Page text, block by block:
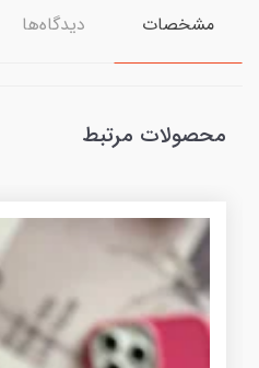
مشخصات دیدگاه‌ها
محصولات مرتبط